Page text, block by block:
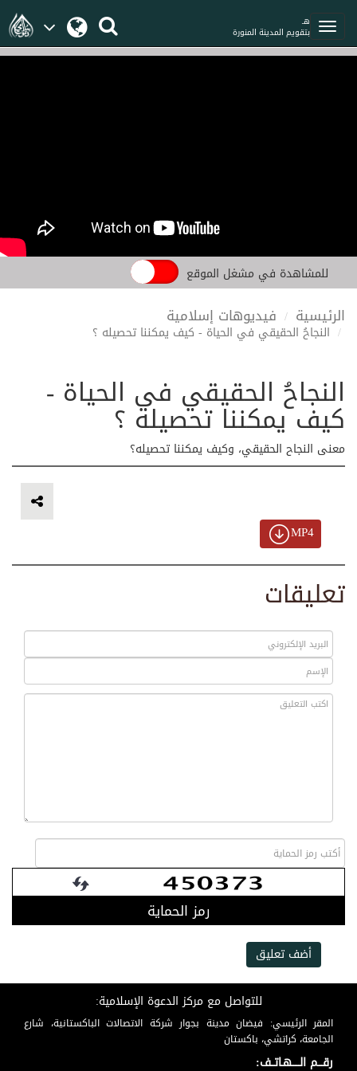
هـ
بتقويم المدينة المنورة
للمشاهدة في مشغل الموقع
الرئيسية فيديوهات إسلامية
النجاحُ الحقيقي في الحياة - كيف يمكننا تحصيله ؟
النجاحُ الحقيقي في الحياة -
كيف يمكننا تحصيله ؟
معنى النجاح الحقيقي، وكيف يمكننا تحصيله؟
MP4
تعليقات
رمز الحماية
أضف تعليق
للتواصل مع مركز الدعوة الإسلامية:
المقر الرئيسي: فيضان مدينة بجوار شركة الاتصالات الباكستانية، شارع
الجامعة، كراتشي، باكستان
رقـــم الـــــهـاتــف: